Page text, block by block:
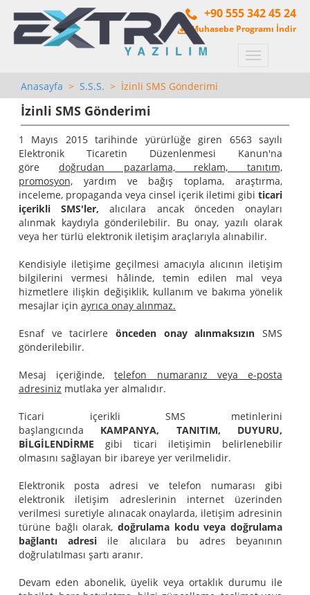
+90 555 342 45 24
Muhasebe Programı İndir
Menü
Anasayfa > S.S.S. > İzinli SMS Gönderimi
İzinli SMS Gönderimi
1 Mayıs 2015 tarihinde yürürlüğe giren 6563 sayılı
Elektronik Ticaretin Düzenlenmesi Kanun'na
göre doğrudan pazarlama, reklam, tanıtım,
promosyon, yardım ve bağış toplama, araştırma,
inceleme, propaganda veya cinsel içerik iletimi gibi ticari
içerikli SMS'ler, alıcılara ancak önceden onayları
alınmak kaydıyla gönderilebilir. Bu onay, yazılı olarak
veya her türlü elektronik iletişim araçlarıyla alınabilir.
Kendisiyle iletişime geçilmesi amacıyla alıcının iletişim
bilgilerini vermesi hâlinde, temin edilen mal veya
hizmetlere ilişkin değişiklik, kullanım ve bakıma yönelik
mesajlar için ayrıca onay alınmaz.
Esnaf ve tacirlere önceden onay alınmaksızın SMS
gönderilebilir.
Mesaj içeriğinde,telefon numaranız veya e-posta
adresiniz mutlaka yer almalıdır.
Ticari içerikli SMS metinlerini
başlangıcında KAMPANYA, TANITIM, DUYURU,
BİLGİLENDİRME gibi ticari iletişimin belirlenebilir
olmasını sağlayan bir ibareye yer verilmelidir.
Elektronik posta adresi ve telefon numarası gibi
elektronik iletişim adreslerinin internet üzerinden
verilmesi suretiyle alınacak onaylarda, iletişim adresinin
türüne bağlı olarak, doğrulama kodu veya doğrulama
bağlantı adresi ile alıcılara bu adres beyanının
doğrulatılması şartı aranır.
Devam eden abonelik, üyelik veya ortaklık durumu ile